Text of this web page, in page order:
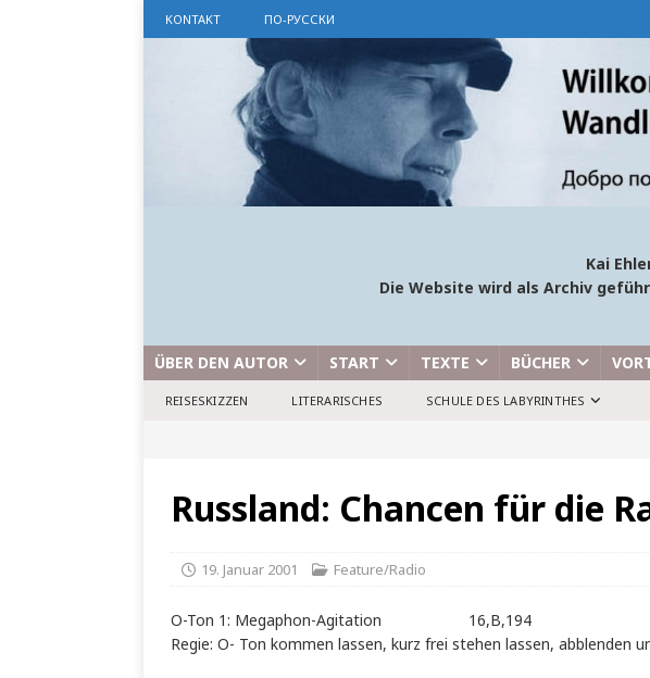
KONTAKT ПО-РУССКИ
Kai
Die Website wird als Archiv
ÜBER DEN AUTOR START TEXTE BÜCHER
REISESKIZZEN LITERARISCHES SCHULE DES LABYRINTHES
Russland: Chancen für die
19. Januar 2001 Feature/Radio
O-Ton 1: Megaphon-Agitation 16,B,194
Regie: O- Ton kommen lassen, kurz frei stehen lassen, abblenden